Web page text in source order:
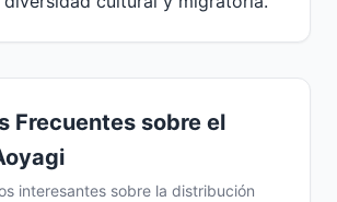
Frecuentes sobre el
interesantes sobre la distribución